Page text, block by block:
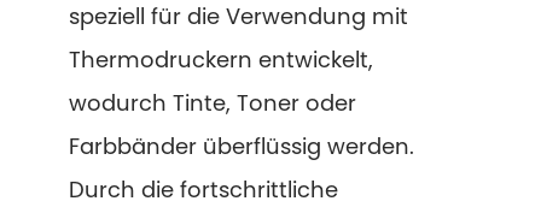
speziell für die Verwendung mit
Thermodruckern entwickelt,
wodurch Tinte, Toner oder
Farbbänder überflüssig werden.
Durch die fortschrittliche